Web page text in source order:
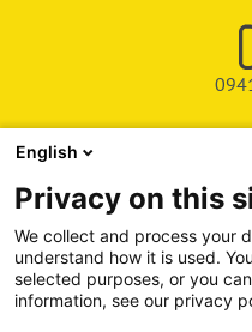
SHOP
SERVICE & SUPPORT
DEICHMAN-FUCHS
English
Privacy on this
We collect and process your
understand how it is used.
selected purposes, or you
information, see our privacy